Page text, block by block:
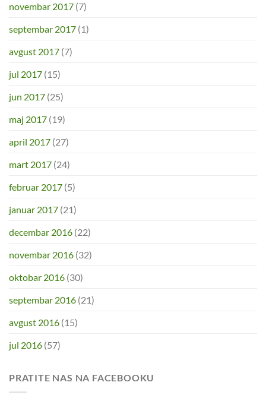
novembar 2017 (7)
septembar 2017 (1)
avgust 2017 (7)
jul 2017 (15)
jun 2017 (25)
maj 2017 (19)
april 2017 (27)
mart 2017 (24)
februar 2017 (5)
januar 2017 (21)
decembar 2016 (22)
novembar 2016 (32)
oktobar 2016 (30)
septembar 2016 (21)
avgust 2016 (15)
jul 2016 (57)
PRATITE NAS NA FACEBOOKU